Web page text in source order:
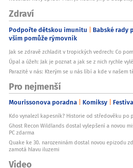
Zdraví
Podpořte dětskou imunitu Babské rady
vším pomůže rýmovník
Jak se zdravě zchladit v tropických vedrech: Co
Úpal a úžeh: Jak je poznat a jak se z nich rychle
Parazité v nás: Kterým se u nás líbí a kde v našem
Pro nejmenší
Mourissonova poradna Komiksy
Kdo vynalezl kapesník? Historie od středověku po
Ghost Recon Wildlands dostal vylepšení a novou
PC zdarma
Quake ke 30. narozeninám dostal novou epizodu
zamotá hlavu iluzemi
Video